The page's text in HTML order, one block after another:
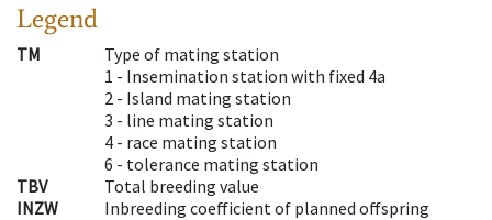
Legend
TM
Type of mating station
1 - Insemination station with fixed 4a
2 - Island mating station
3 - line mating station
4 - race mating station
6 - tolerance mating station
TBV
Total breeding value
INZW
Inbreeding coefficient of planned offspring